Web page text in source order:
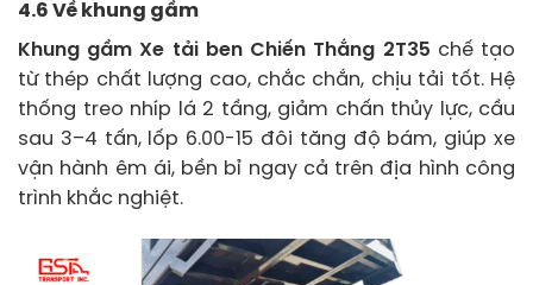
4.6 Về khung gầm
Khung gầm Xe tải ben Chiến Thắng 2T35 chế tạo
từ thép chất lượng cao, chắc chắn, chịu tải tốt. Hệ
thống treo nhíp lá 2 tầng, giảm chấn thủy lực, cầu
sau 3–4 tấn, lốp 6.00-15 đôi tăng độ bám, giúp xe
vận hành êm ái, bền bỉ ngay cả trên địa hình công
trình khắc nghiệt.